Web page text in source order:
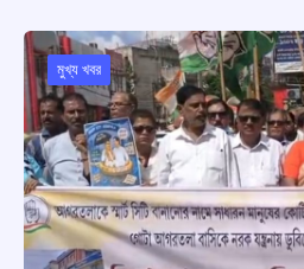
o
o
k
A
p
p
মুখ্য খবর